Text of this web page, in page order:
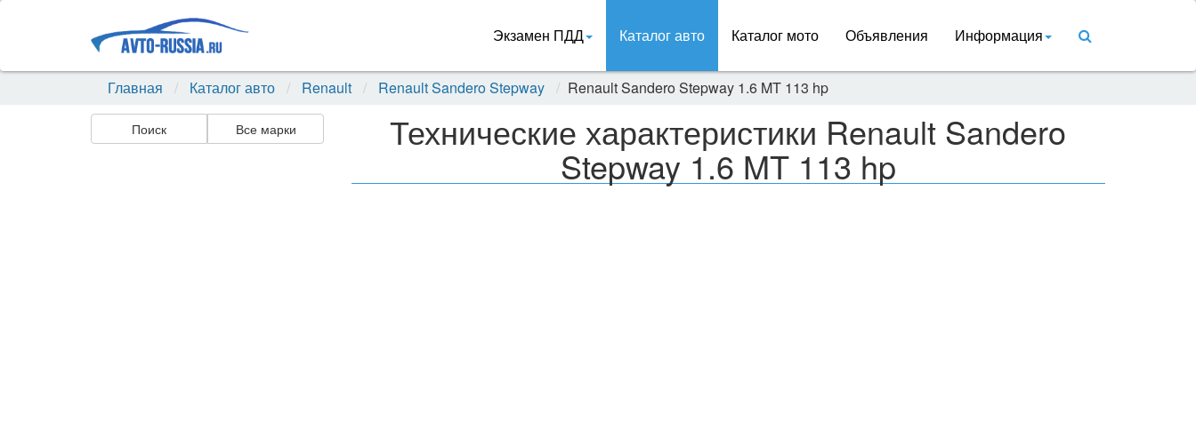
Экзамен ПДД Каталог авто Каталог мото Объявления Информация
Главная Каталог авто Renault Renault Sandero Stepway Renault Sandero Stepway 1.6 MT 113 hp
Поиск Все марки Технические характеристики Renault Sandero
Stepway 1.6 MT 113 hp